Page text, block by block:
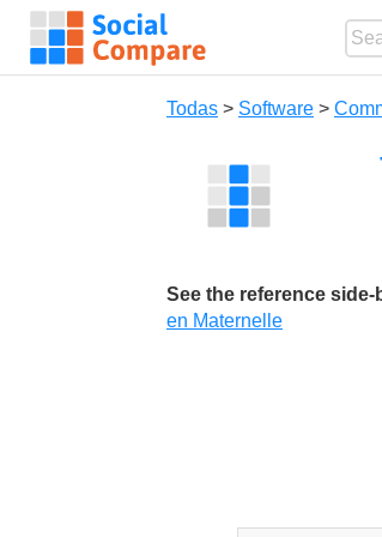
Todas > Software >
See the reference
en Maternelle